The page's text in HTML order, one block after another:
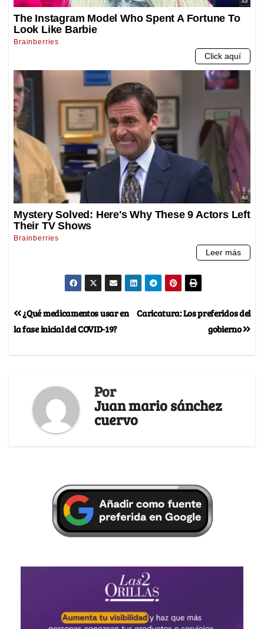
Caricatura: Los preferidos del
gobierno
¿Qué medicamentos usar en
la fase inicial del COVID-19?
Por
Juan mario sánchez
cuervo